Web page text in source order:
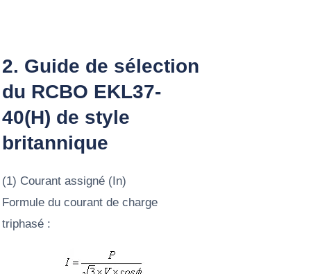
2. Guide de sélection
du RCBO EKL37-
40(H) de style
britannique
(1) Courant assigné (In)
Formule du courant de charge
triphasé :